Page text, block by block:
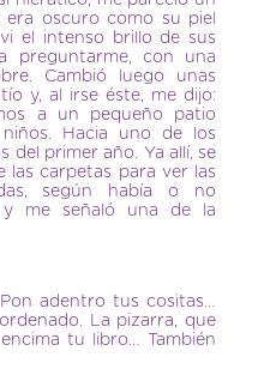
oscuro como su piel
el intenso brillo de sus
preguntarme, con una
Cambió luego unas
y, al irse éste, me dijo:
a un pequeño patio
Hacia uno de los
del primer año. Ya allí, se
las carpetas para ver las
según había o no
me señaló una de la
adentro tus cositas…
La pizarra, que
tu libro… También